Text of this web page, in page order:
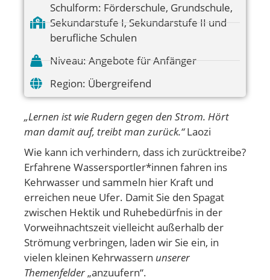
Schulform: Förderschule, Grundschule,
Sekundarstufe I, Sekundarstufe II und
berufliche Schulen
Niveau: Angebote für Anfänger
Region: Übergreifend
„Lernen ist wie Rudern gegen den Strom. Hört
man damit auf, treibt man zurück.“Laozi
Wie kann ich verhindern, dass ich zurücktreibe?
Erfahrene Wassersportler*innen fahren ins
Kehrwasser und sammeln hier Kraft und
erreichen neue Ufer. Damit Sie den Spagat
zwischen Hektik und Ruhebedürfnis in der
Vorweihnachtszeit vielleicht außerhalb der
Strömung verbringen, laden wir Sie ein, in
vielen kleinen Kehrwassern unserer
Themenfelder„anzuufern“.